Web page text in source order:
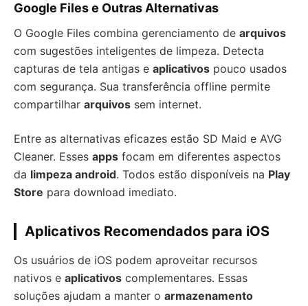
Google Files e Outras Alternativas
O Google Files combina gerenciamento de arquivos
com sugestões inteligentes de limpeza. Detecta
capturas de tela antigas e aplicativos pouco usados
com segurança. Sua transferência offline permite
compartilhar arquivos sem internet.
Entre as alternativas eficazes estão SD Maid e AVG
Cleaner. Esses apps focam em diferentes aspectos
da limpeza android. Todos estão disponíveis na Play
Store para download imediato.
Aplicativos Recomendados para iOS
Os usuários de iOS podem aproveitar recursos
nativos e aplicativos complementares. Essas
soluções ajudam a manter o armazenamento